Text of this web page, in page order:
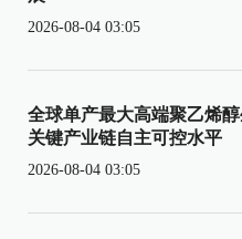
2026-08-04 03:05
全球单产最大高端聚乙烯
关键产业链自主可控水平
2026-08-04 03:05